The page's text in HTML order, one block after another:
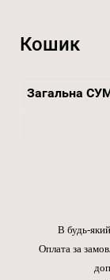
Кошик
Загальна
В будь-
Оплата за